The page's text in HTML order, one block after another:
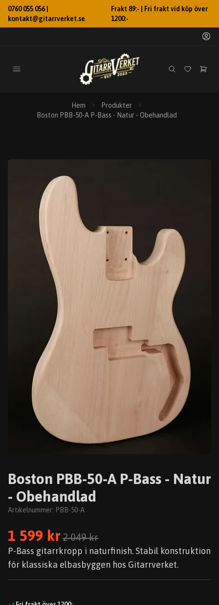
0760 055 056 |
kontakt@gitarrverket.se
Frakt 89:- | Fri frakt vid köp över
1200:-
Hem
Produkter
Boston PBB-50-A P-Bass - Natur - Obehandlad
Boston PBB-50-A P-Bass - Natur
- Obehandlad
Artikelnummer: PBB-50-A
1 599 kr 2 049 kr
P-Bass gitarrkropp i naturfinish. Stabil konstruktion
för klassiska elbasbyggen hos Gitarrverket.